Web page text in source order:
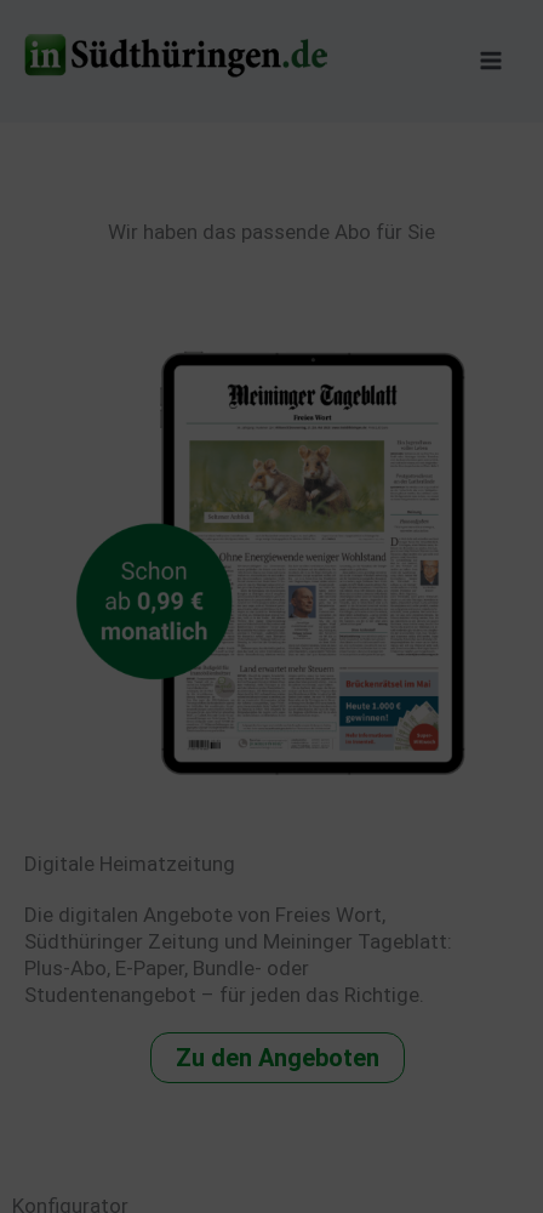
Inhalt
springen
Wir haben das passende Abo für Sie
Digitale Heimatzeitung
Die digitalen Angebote von Freies Wort,
Südthüringer Zeitung und Meininger Tageblatt:
Plus-Abo, E-Paper, Bundle- oder
Studentenangebot – für jeden das Richtige.
Zu den Angeboten
Konfigurator